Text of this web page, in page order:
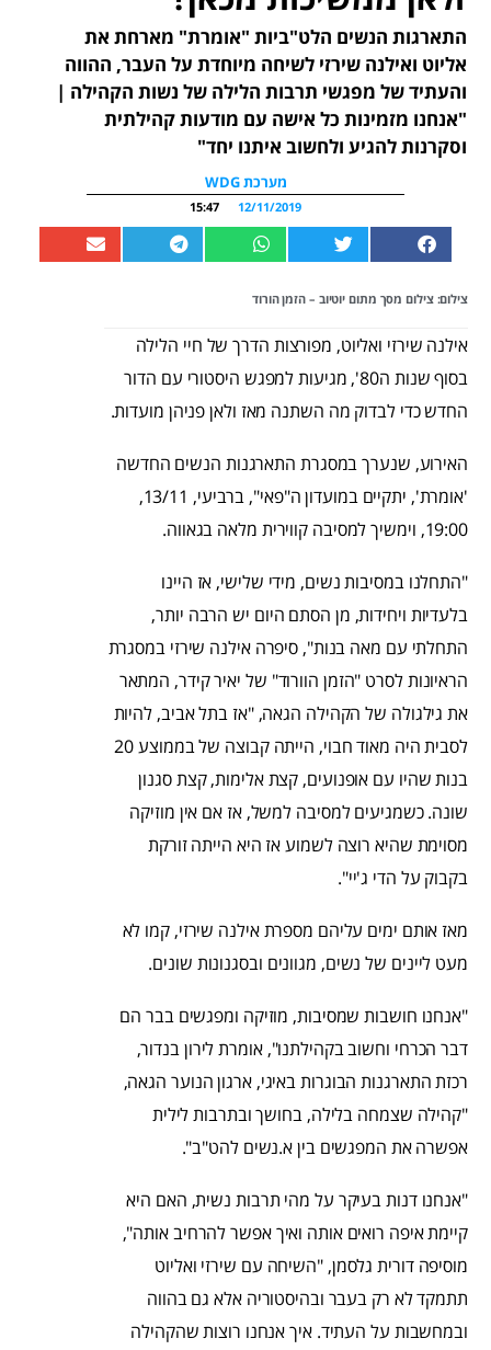
התארגות הנשים הלט"ביות "אומרת" מארחת את
אליוט ואילנה שירזי לשיחה מיוחדת על העבר, ההווה
והעתיד של מפגשי תרבות הלילה של נשות הקהילה |
"אנחנו מזמינות כל אישה עם מודעות קהילתית
וסקרנות להגיע ולחשוב איתנו יחד"
מערכת WDG
12/11/2019
15:47
צילום: צילום מסך מתום יוטיוב – הזמן הורוד
אילנה שירזי ואליוט, מפורצות הדרך של חיי הלילה
בסוף שנות ה80', מגיעות למפגש היסטורי עם הדור
החדש כדי לבדוק מה השתנה מאז ולאן פניהן מועדות.
האירוע, שנערך במסגרת התארגנות הנשים החדשה
'אומרת', יתקיים במועדון ה"פאי", ברביעי, 13/11,
19:00, וימשיך למסיבה קווירית מלאה בגאווה.
"התחלנו במסיבות נשים, מידי שלישי, אז היינו
בלעדיות ויחידות, מן הסתם היום יש הרבה יותר,
התחלתי עם מאה בנות", סיפרה אילנה שירזי במסגרת
הראיונות לסרט "הזמן הוורוד" של יאיר קידר, המתאר
את גילגולה של הקהילה הגאה, "אז בתל אביב, להיות
לסבית היה מאוד חבוי, הייתה קבוצה של בממוצע 20
בנות שהיו עם אופנועים, קצת אלימות, קצת סגנון
שונה. כשמגיעים למסיבה למשל, אז אם אין מוזיקה
מסוימת שהיא רוצה לשמוע אז היא הייתה זורקת
בקבוק על הדי ג'יי".
מאז אותם ימים עליהם מספרת אילנה שירזי, קמו לא
מעט ליינים של נשים, מגוונים ובסגנונות שונים.
"אנחנו חושבות שמסיבות, מוזיקה ומפגשים בבר הם
דבר הכרחי וחשוב בקהילתנו", אומרת לירון בנדור,
רכזת התארגנות הבוגרות באיגי, ארגון הנוער הגאה,
"קהילה שצמחה בלילה, בחושך ובתרבות לילית
אפשרה את המפגשים בין א.נשים להט"ב".
"אנחנו דנות בעיקר על מהי תרבות נשית, האם היא
קיימת איפה רואים אותה ואיך אפשר להרחיב אותה",
מוסיפה דורית גלסמן, "השיחה עם שירזי ואליוט
תתמקד לא רק בעבר ובהיסטוריה אלא גם בהווה
ובמחשבות על העתיד. איך אנחנו רוצות שהקהילה